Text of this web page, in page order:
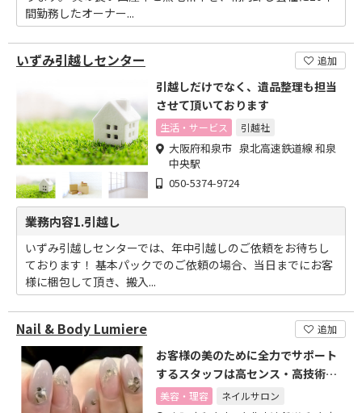
間勤務したオーナー...
いずみ引越しセンター 追加
引越しだけでなく、遺品整理も担当
させて頂いております
生活・サービス 引越社
大阪府和泉市 泉北高速鉄道線 和泉
中央駅
050-5374-9724
業務内容1.引越し
いずみ引越しセンターでは、年中引越しのご依頼をお待ちし
ております！ 基本パックでのご依頼の場合、当日までにお客
様に梱包して頂き、搬入...
Nail & Body Lumiere 追加
お客様の美のために全力でサポート
するスタッフは高センス・高技術の
実力派揃い!
美容・理容 ネイルサロン